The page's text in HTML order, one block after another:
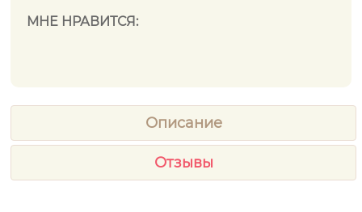
МНЕ НРАВИТСЯ:
Описание
Отзывы